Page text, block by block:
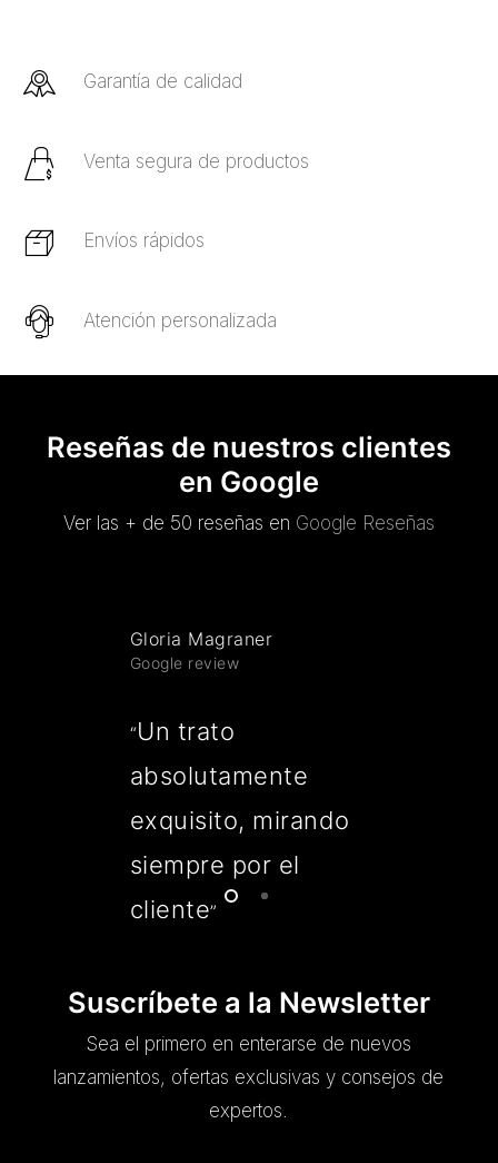
Garantía de calidad
Venta segura de productos
Envíos rápidos
Atención personalizada
Reseñas de nuestros clientes
en Google
Ver las + de 50 reseñas en Google Reseñas
Gloria Magraner
Google review
“Un trato
absolutamente
exquisito, mirando
siempre por el
cliente”
Suscríbete a la Newsletter
Sea el primero en enterarse de nuevos
lanzamientos, ofertas exclusivas y consejos de
expertos.